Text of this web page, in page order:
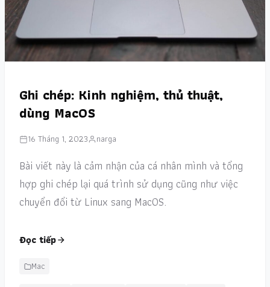
Ghi chép: Kinh nghiệm, thủ thuật,
dùng MacOS
16 Tháng 1, 2023 narga
Bài viết này là cảm nhận của cá nhân mình và tổng
hợp ghi chép lại quá trình sử dụng cũng như việc
chuyển đổi từ Linux sang MacOS.
Đọc tiếp
Mac